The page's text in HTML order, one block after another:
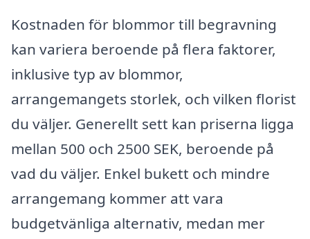
Kostnaden för blommor till begravning
kan variera beroende på flera faktorer,
inklusive typ av blommor,
arrangemangets storlek, och vilken florist
du väljer. Generellt sett kan priserna ligga
mellan 500 och 2500 SEK, beroende på
vad du väljer. Enkel bukett och mindre
arrangemang kommer att vara
budgetvänliga alternativ, medan mer